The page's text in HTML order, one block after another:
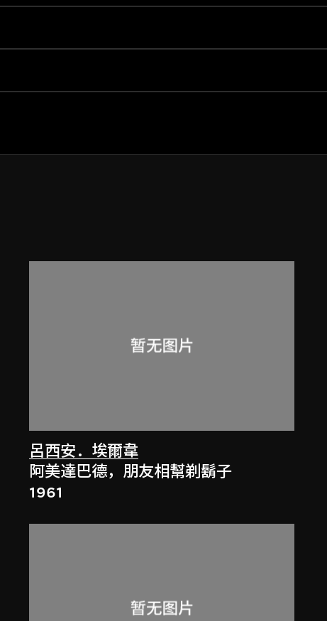
呂西安．埃爾韋
阿美達巴德，朋友相幫剃鬍子
1961